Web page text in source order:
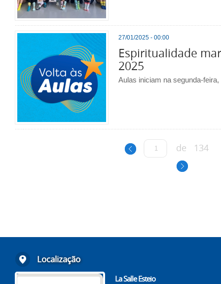
27/01/2025 - 00:00
Espiritualidade
2025
Aulas iniciam na segunda-
de 134
Localização
La Salle Esteio